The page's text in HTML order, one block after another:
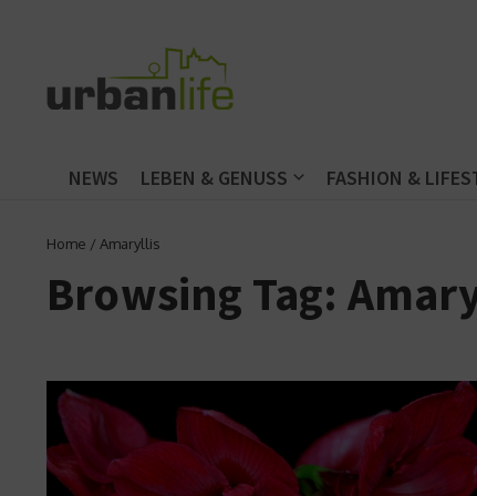
NEWS LEBEN & GENUSS FASHION &
Home / Amaryllis
Browsing Tag: